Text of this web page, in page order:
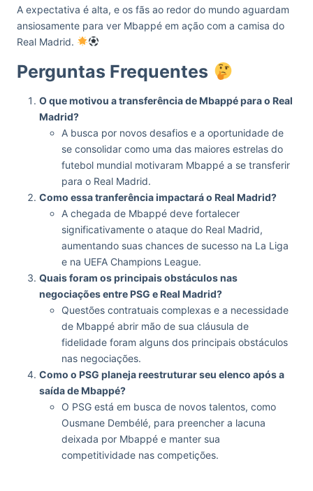
A expectativa é alta, e os fãs ao redor do mundo aguardam
ansiosamente para ver Mbappé em ação com a camisa do
Real Madrid.
Perguntas Frequentes
O que motivou a transferência de Mbappé para o Real
Madrid?
A busca por novos desafios e a oportunidade de
se consolidar como uma das maiores estrelas do
futebol mundial motivaram Mbappé a se transferir
para o Real Madrid.
Como essa tranferência impactará o Real Madrid?
A chegada de Mbappé deve fortalecer
significativamente o ataque do Real Madrid,
aumentando suas chances de sucesso na La Liga
e na UEFA Champions League.
Quais foram os principais obstáculos nas
negociações entre PSG e Real Madrid?
Questões contratuais complexas e a necessidade
de Mbappé abrir mão de sua cláusula de
fidelidade foram alguns dos principais obstáculos
nas negociações.
Como o PSG planeja reestruturar seu elenco após a
saída de Mbappé?
O PSG está em busca de novos talentos, como
Ousmane Dembélé, para preencher a lacuna
deixada por Mbappé e manter sua
competitividade nas competições.